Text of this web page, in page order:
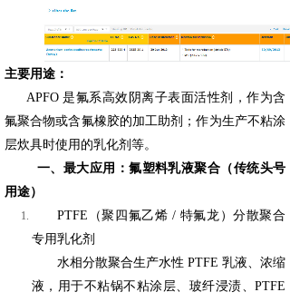
主要用途：
APFO 是氟系高效阴离子表面活性剂，作为含
氟聚合物或含氟橡胶的加工助剂；作为生产不粘涂
层炊具时使用的乳化剂等。
一、最大应用：氟塑料乳液聚合（传统头号
用途）
PTFE（聚四氟乙烯 / 特氟龙）分散聚合
专用乳化剂
水相分散聚合生产水性 PTFE 乳液、浓缩
液，用于不粘锅不粘涂层、玻纤浸渍、PTFE